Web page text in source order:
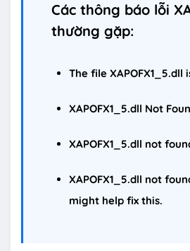
Các thông báo lỗi
thường gặp:
The file XAPOFX1_5.dll
XAPOFX1_5.dll Not
XAPOFX1_5.dll not
XAPOFX1_5.dll not
might help fix this.